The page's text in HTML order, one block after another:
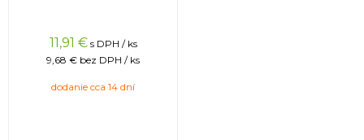
11,91 € s DPH / ks
9,68 € bez DPH / ks
dodanie cca 14 dní